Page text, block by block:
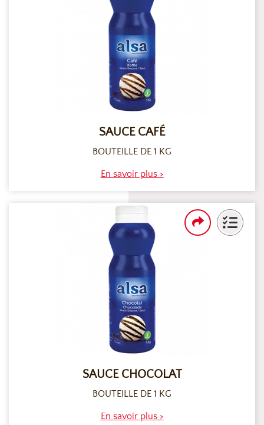
SAUCE CAFÉ
BOUTEILLE DE 1 KG
En savoir plus >
SAUCE CHOCOLAT
BOUTEILLE DE 1 KG
En savoir plus >